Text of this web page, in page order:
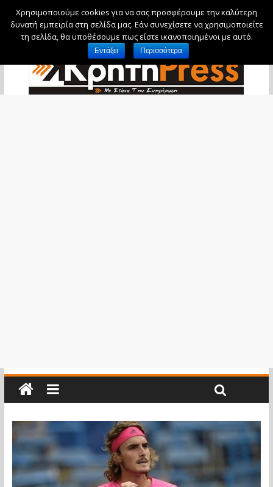
Πέμπτη, 6 Αυγούστου, 2026
Χρησιμοποιούμε cookies για να σας προσφέρουμε την καλύτερη
δυνατή εμπειρία στη σελίδα μας. Εάν συνεχίσετε να χρησιμοποιείτε
τη σελίδα, θα υποθέσουμε πως είστε ικανοποιημένοι με αυτό.
Εντάξει Περισσότερα